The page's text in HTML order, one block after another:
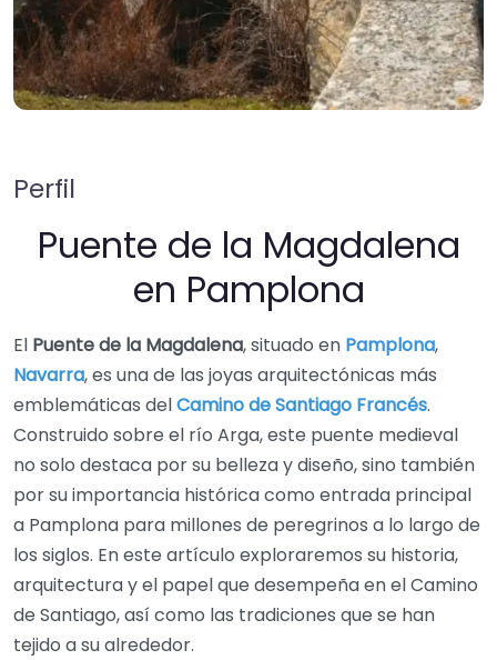
Perfil
Puente de la Magdalena
en Pamplona
El Puente de la Magdalena, situado en Pamplona,
Navarra, es una de las joyas arquitectónicas más
emblemáticas delCamino de Santiago Francés.
Construido sobre el río Arga, este puente medieval
no solo destaca por su belleza y diseño, sino también
por su importancia histórica como entrada principal
a Pamplona para millones de peregrinos a lo largo de
los siglos. En este artículo exploraremos su historia,
arquitectura y el papel que desempeña en el Camino
de Santiago, así como las tradiciones que se han
tejido a su alrededor.